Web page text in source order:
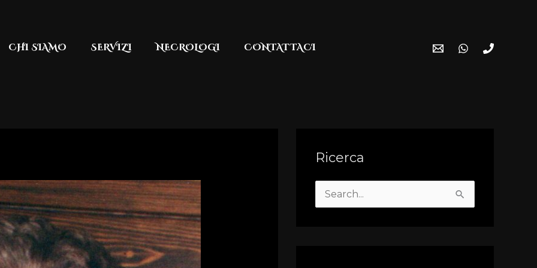
CHI SIAMO SERVIZI NECROLOGI CONTATTACI
Ricerca